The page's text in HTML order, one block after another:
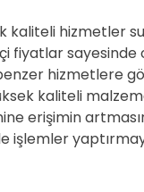
kaliteli hizmetler
fiyatlar sayesinde
hizmetlere
kaliteli
erişimin
işlemler